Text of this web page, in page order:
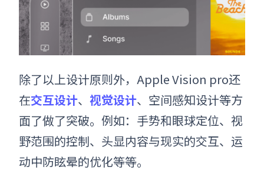
除了以上设计原则外， Apple Vision pro还
在交互设计、 视觉设计、空间感知设计等方
面了做了突破。例如：手势和眼球定位、视
野范围的控制、头显内容与现实的交互、运
动中防眩晕的优化等等。